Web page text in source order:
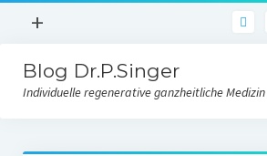
Menü
+
Facebook
Blog Dr.P.Singer
Individuelle regenerative ganzheitliche Medizin
Blog